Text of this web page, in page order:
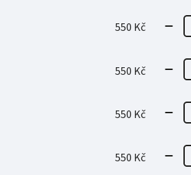
550 Kč
550 Kč
550 Kč
550 Kč